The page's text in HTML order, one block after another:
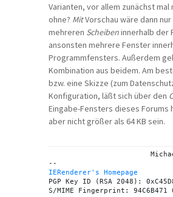
Varianten, vor allem zunächst
ohne? MitVorschau wäre dann nur
mehreren Scheibeninnerhalb der
ansonsten mehrere Fenster
Programmfensters. Außerdem
Kombination aus beidem. Am
bzw. eine Skizze (zum
Konfiguration, läßt sich über den
Eingabe-Fensters dieses Forums
aber nicht größer als 64 KB sein.
IERenderer's Homepage
PGP Key ID (RSA 2048):